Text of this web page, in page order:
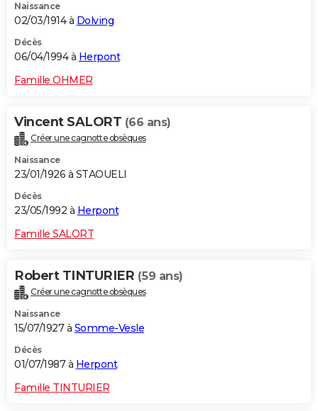
Naissance
02/03/1914 à Dolving
Décès
06/04/1994 à Herpont
Famille OHMER
Vincent SALORT (66 ans)
Créer une cagnotte obsèques
Naissance
23/01/1926 à STAOUELI
Décès
23/05/1992 à Herpont
Famille SALORT
Robert TINTURIER (59 ans)
Créer une cagnotte obsèques
Naissance
15/07/1927 à Somme-Vesle
Décès
01/07/1987 à Herpont
Famille TINTURIER